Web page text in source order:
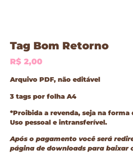
Tag Bom Retorno
R$ 2,00
Arquivo PDF, não editável
3 tags por folha A4
*Proibida a revenda, seja na
Uso pessoal e intransferível.
Após o pagamento você será
página de downloads para baixar